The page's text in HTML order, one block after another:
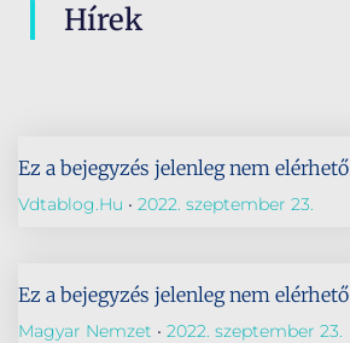
Hírek
Ez a bejegyzés jelenleg nem elérhető
Vdtablog.hu 2022. szeptember 23.
Ez a bejegyzés jelenleg nem elérhető
Magyar Nemzet 2022. szeptember 23.